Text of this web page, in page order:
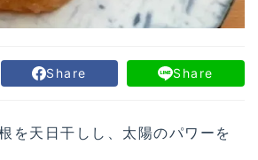
Share Share
を天日干しし、太陽のパワーを